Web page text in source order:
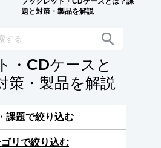
題と対策・製品を解説
・CDケースと
策・製品を解説
課題で絞り込む
ゴリで絞り込む